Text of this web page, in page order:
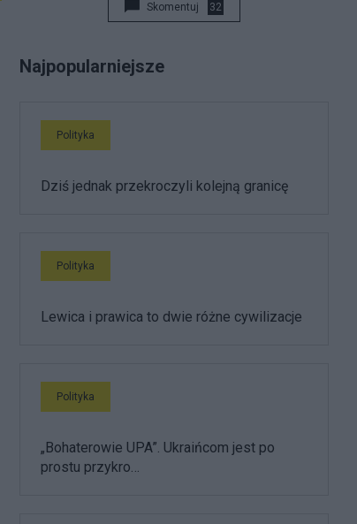
Skomentuj 32
Najpopularniejsze
Polityka
Dziś jednak przekroczyli kolejną granicę
Polityka
Lewica i prawica to dwie różne cywilizacje
Polityka
„Bohaterowie UPA”. Ukraińcom jest po
prostu przykro…